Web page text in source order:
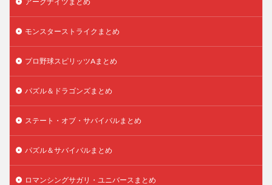
モンスターストライクまとめ
プロ野球スピリッツAまとめ
パズル＆ドラゴンズまとめ
ステート・オブ・サバイバルまとめ
パズル＆サバイバルまとめ
ロマンシングサガリ・ユニバースまとめ